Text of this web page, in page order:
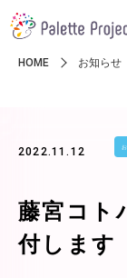
HOME お知らせ
2022.11.12
藤宮コト
付します